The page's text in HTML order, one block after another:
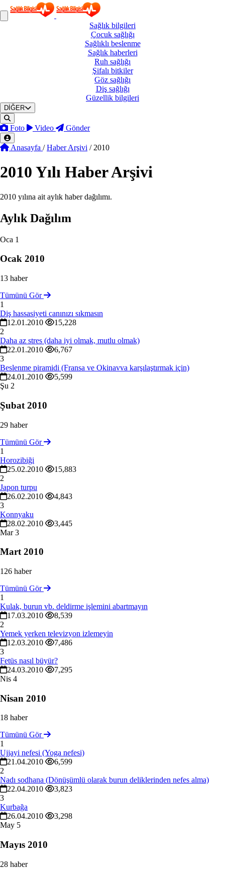
Sağlık bilgileri
Çocuk sağlığı
Sağlıklı beslenme
Sağlık haberleri
Ruh sağlığı
Şifalı bitkiler
Göz sağlığı
Diş sağlığı
Güzellik bilgileri
DİĞER
Foto Video Gönder
Anasayfa / Haber Arşivi / 2010
2010 Yılı Haber Arşivi
2010 yılına ait aylık haber dağılımı.
Aylık Dağılım
Oca 1
Ocak 2010
13 haber
Tümünü Gör
1
Diş hassasiyeti canınızı sıkmasın
12.01.2010
15,228
2
Daha az stres (daha iyi olmak, mutlu olmak)
22.01.2010
6,767
3
Beslenme piramidi (Fransa ve Okinavva karşılaştırmak için)
24.01.2010
5,599
Şu 2
Şubat 2010
29 haber
Tümünü Gör
1
Horozibiği
25.02.2010
15,883
2
Japon turpu
26.02.2010
4,843
3
Konnyaku
28.02.2010
3,445
Mar 3
Mart 2010
126 haber
Tümünü Gör
1
Kulak, burun vb. deldirme işlemini abartmayın
17.03.2010
8,539
2
Yemek yerken televizyon izlemeyin
12.03.2010
7,486
3
Fetüs nasıl büyür?
24.03.2010
7,295
Nis 4
Nisan 2010
18 haber
Tümünü Gör
1
Ujjayi nefesi (Yoga nefesi)
21.04.2010
6,599
2
Nadı sodhana (Dönüşümlü olarak burun deliklerinden nefes alma)
22.04.2010
3,823
3
Kurbağa
26.04.2010
3,298
May 5
Mayıs 2010
28 haber